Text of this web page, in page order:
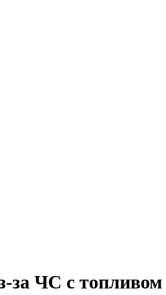
за ЧС с топливом